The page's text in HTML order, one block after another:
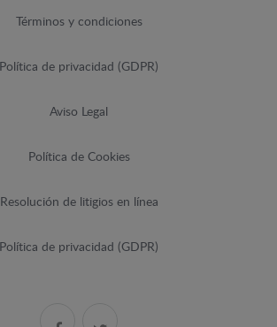
Términos y condiciones
Política de privacidad (GDPR)
Aviso Legal
Política de Cookies
Resolución de litigios en línea
Política de privacidad (GDPR)